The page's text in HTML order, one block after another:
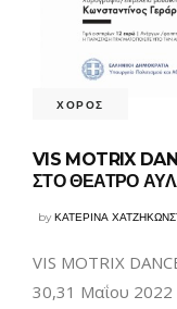
ΧΟΡΟΣ
VIS MOTRIX
ΣΤΟ ΘΕΑΤΡΟ
byΚΑΤΕΡΙΝΑ
VIS MOTRIX
30,31 Μαΐου 2022